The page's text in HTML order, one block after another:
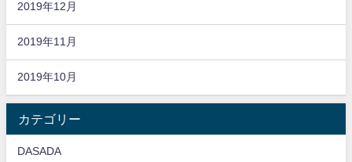
2019年12月
2019年11月
2019年10月
カテゴリー
DASADA